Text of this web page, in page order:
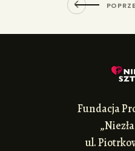
Fundacja
ul.